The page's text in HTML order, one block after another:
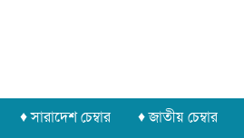
♦ সারাদেশ চেম্বার ♦ জাতীয় চেম্বার